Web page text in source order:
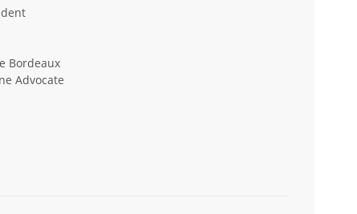
Bordeaux
Advocate